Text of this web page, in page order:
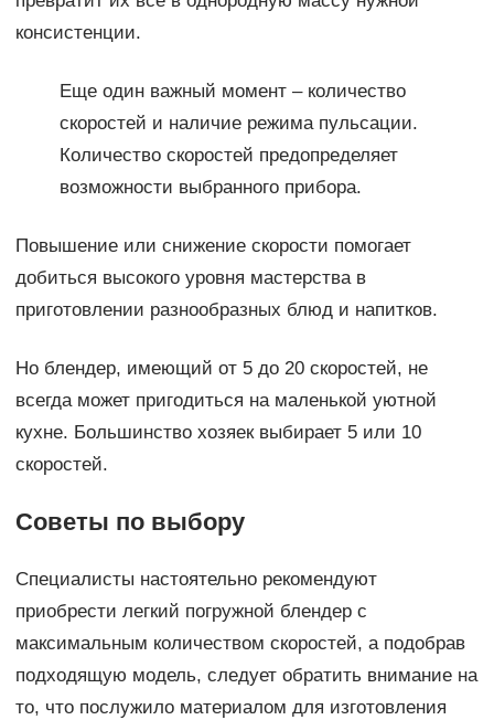
консистенции.
Еще один важный момент – количество
скоростей и наличие режима пульсации.
Количество скоростей предопределяет
возможности выбранного прибора.
Повышение или снижение скорости помогает
добиться высокого уровня мастерства в
приготовлении разнообразных блюд и напитков.
Но блендер, имеющий от 5 до 20 скоростей, не
всегда может пригодиться на маленькой уютной
кухне. Большинство хозяек выбирает 5 или 10
скоростей.
Советы по выбору
Специалисты настоятельно рекомендуют
приобрести легкий погружной блендер с
максимальным количеством скоростей, а подобрав
подходящую модель, следует обратить внимание на
то, что послужило материалом для изготовления